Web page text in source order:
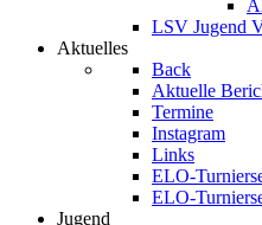
LSV Jugend
Aktuelles
Back
Aktuelle
Termine
Instagram
Links
ELO-
ELO-
Jugend